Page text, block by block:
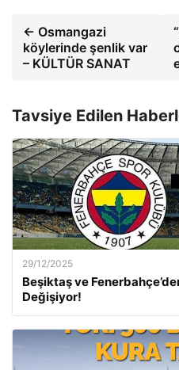
← Osmangazi
köylerinde şenlik var
– KÜLTÜR SANAT
Tavsiye Edilen
29/12/2025
Beşiktaş ve
Değişiyor!